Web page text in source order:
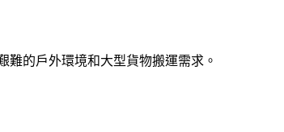
難的戶外環境和大型貨物搬運需求。